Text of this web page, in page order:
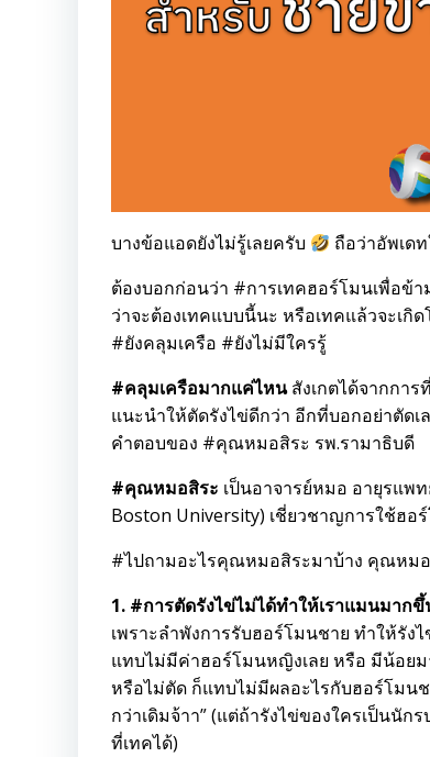
บางข้อแอดยังไม่รู้เลยครับ
ถือว่าอัพเด
ต้องบอกก่อนว่า #การเทคฮอร์โมนเพื่อข้
ว่าจะต้องเทคแบบนี้นะ หรือเทคแล้วจะเกิ
#ยังคลุมเครือ #ยังไม่มีใครรู้
#คลุมเครือมากแค่ไหนสังเกตได้จากการ
แนะนำให้ตัดรังไข่ดีกว่า อีกที่บอกอย่าตัด
คำตอบของ #คุณหมอสิระ รพ.รามาธิบดี
#คุณหมอสิระ เป็นอาจารย์หมอ อายุรแพ
Boston University) เชี่ยวชาญการใช้ฮ
#ไปถามอะไรคุณหมอสิระมาบ้าง คุณหมอ
1. #การตัดรังไข่ไม่ได้ทำให้เราแมนมาก
เพราะลำพังการรับฮอร์โมนชาย ทำให้รัง
แทบไม่มีค่าฮอร์โมนหญิงเลย หรือ มีน้อย
หรือไม่ตัด ก็แทบไม่มีผลอะไรกับฮอร์โมน
กว่าเดิมจ้าา” (แต่ถ้ารังไข่ของใครเป็นนั
ที่เทคได้)